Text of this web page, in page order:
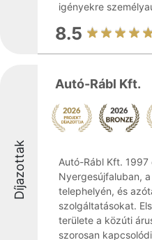
igényekre
8.5
Díjazottak
Autó-Rábl Kft.
Autó-Rábl Kft. 1997
Nyergesújfaluban,
telephelyén, és
szolgáltatásokat.
területe a közúti
szorosan